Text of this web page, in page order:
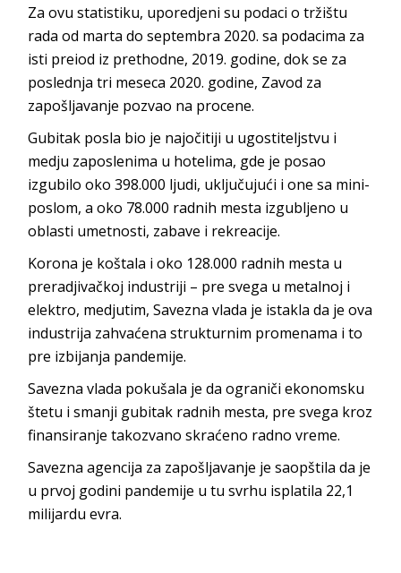
Za ovu statistiku, uporedjeni su podaci o tržištu
rada od marta do septembra 2020. sa podacima za
isti preiod iz prethodne, 2019. godine, dok se za
poslednja tri meseca 2020. godine, Zavod za
zapošljavanje pozvao na procene.
Gubitak posla bio je najočitiji u ugostiteljstvu i
medju zaposlenima u hotelima, gde je posao
izgubilo oko 398.000 ljudi, uključujući i one sa mini-
poslom, a oko 78.000 radnih mesta izgubljeno u
oblasti umetnosti, zabave i rekreacije.
Korona je koštala i oko 128.000 radnih mesta u
preradjivačkoj industriji – pre svega u metalnoj i
elektro, medjutim, Savezna vlada je istakla da je ova
industrija zahvaćena strukturnim promenama i to
pre izbijanja pandemije.
Savezna vlada pokušala je da ograniči ekonomsku
štetu i smanji gubitak radnih mesta, pre svega kroz
finansiranje takozvano skraćeno radno vreme.
Savezna agencija za zapošljavanje je saopštila da je
u prvoj godini pandemije u tu svrhu isplatila 22,1
milijardu evra.